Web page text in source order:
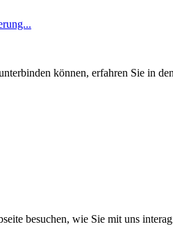
können, erfahren Sie in
besuchen, wie Sie mit uns